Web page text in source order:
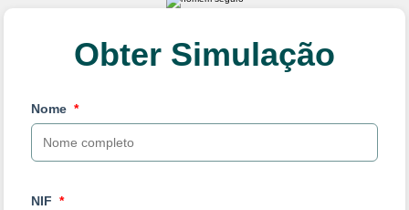
Obter Simulação
Nome
NIF